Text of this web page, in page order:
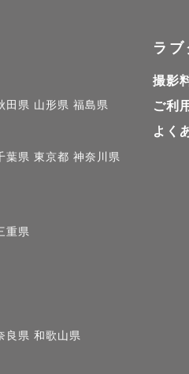
談させていただきたいと思
相談ください◎
で
がございます。ご了承くだ
後、白馬村の美しさに
われます！
に頑張っていきます！
田県 山形県 福島県
葉県 東京都 神奈川県
重県
良県 和歌山県
ラ
撮影
ご利
よく